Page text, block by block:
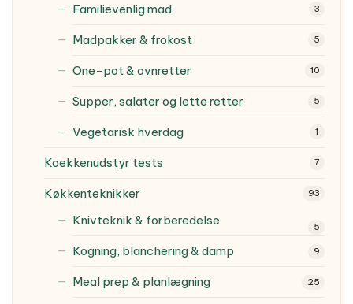
Familievenlig mad 3
Madpakker & frokost 5
One-pot & ovnretter 10
Supper, salater og lette retter 5
Vegetarisk hverdag 1
Koekkenudstyr tests 7
Køkkenteknikker 93
Knivteknik & forberedelse 5
Kogning, blanchering & damp 9
Meal prep & planlægning 25